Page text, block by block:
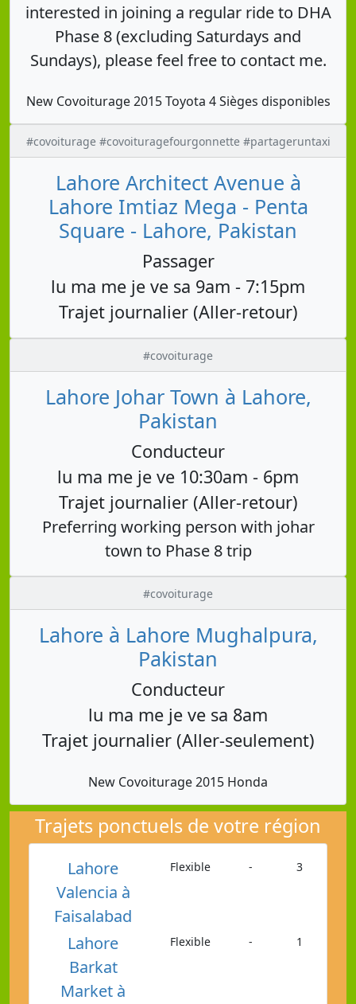
interested in joining a regular ride to DHA
Phase 8 (excluding Saturdays and
Sundays), please feel free to contact me.
New Covoiturage 2015 Toyota 4 Sièges disponibles
#covoiturage #covoituragefourgonnette #partageruntaxi
Lahore Architect Avenue à
Lahore Imtiaz Mega - Penta
Square - Lahore, Pakistan
Passager
lu ma me je ve sa 9am - 7:15pm
Trajet journalier (Aller-retour)
#covoiturage
Lahore Johar Town à Lahore,
Pakistan
Conducteur
lu ma me je ve 10:30am - 6pm
Trajet journalier (Aller-retour)
Preferring working person with johar
town to Phase 8 trip
#covoiturage
Lahore à Lahore Mughalpura,
Pakistan
Conducteur
lu ma me je ve sa 8am
Trajet journalier (Aller-seulement)
New Covoiturage 2015 Honda
Trajets ponctuels de votre région
Lahore
Valencia à
Faisalabad
Flexible - 3
Lahore
Barkat
Market à
Flexible - 1